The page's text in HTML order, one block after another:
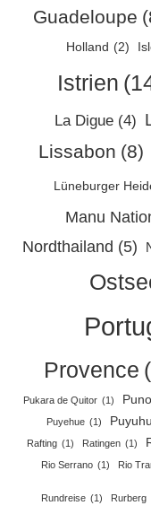
Guadeloupe
Holland (2)
Istrien
La Digue (4)
Lissabon (8)
Lüneburger
Manu
Nordthailand (5)
Provence
Pukara de Quitor (1) Puno
Puyehue (1)
Rafting (1) Ratingen (1)
Rio Serrano (1) Rio
Rundreise (1) Rurberg